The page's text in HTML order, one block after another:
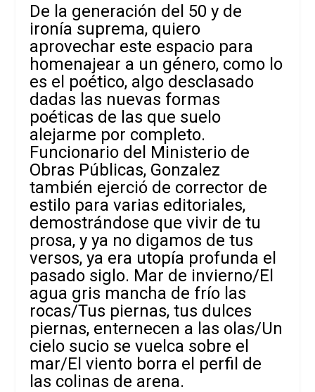
De la generación del 50 y de
ironía suprema, quiero
aprovechar este espacio para
homenajear a un género, como lo
es el poético, algo desclasado
dadas las nuevas formas
poéticas de las que suelo
alejarme por completo.
Funcionario del Ministerio de
Obras Públicas, Gonzalez
también ejerció de corrector de
estilo para varias editoriales,
demostrándose que vivir de tu
prosa, y ya no digamos de tus
versos, ya era utopía profunda el
pasado siglo. Mar de invierno/El
agua gris mancha de frío las
rocas/Tus piernas, tus dulces
piernas, enternecen a las olas/Un
cielo sucio se vuelca sobre el
mar/El viento borra el perfil de
las colinas de arena.